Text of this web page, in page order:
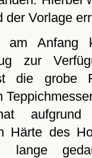
der Vorlage
am Anfang
zur
die grobe
aufgrund
Härte des
lange